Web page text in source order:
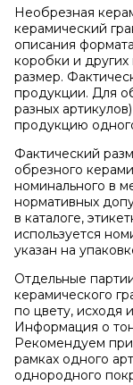
Необрезная
керамический
описания
коробки и других
размер.
продукции. Для
разных
продукцию
Фактический
обрезного
номинального в
нормативных
в каталоге,
используется
указан на
Отдельные
керамического
по цвету, исходя
Информация о
Рекомендуем
рамках одного
однородного